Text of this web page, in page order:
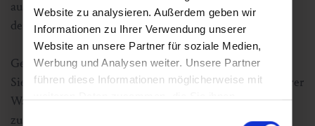
Website zu analysieren. Außerdem geben wir
Informationen zu Ihrer Verwendung unserer
Website an unsere Partner für soziale Medien,
Werbung und Analysen weiter. Unsere Partner
führen diese Informationen möglicherweise mit
ausgewählten
Yogahotels und an besonderen Orten
der Natur.
Gestalten Sie Ihren Yogaurlaubganz flexibel:Wählen
Sie IhreUnterkunft,buchen Sie die Yogaeinheiten Ihrer
Wahl und stellen Sie sich Ihrpersönliches Programm
zusammen.